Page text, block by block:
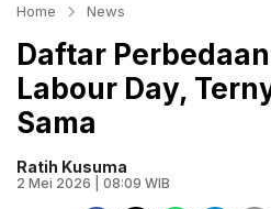
Home News
Daftar
Labour Day,
Sama
Ratih Kusuma
2 Mei 2026 | 08:09 WIB